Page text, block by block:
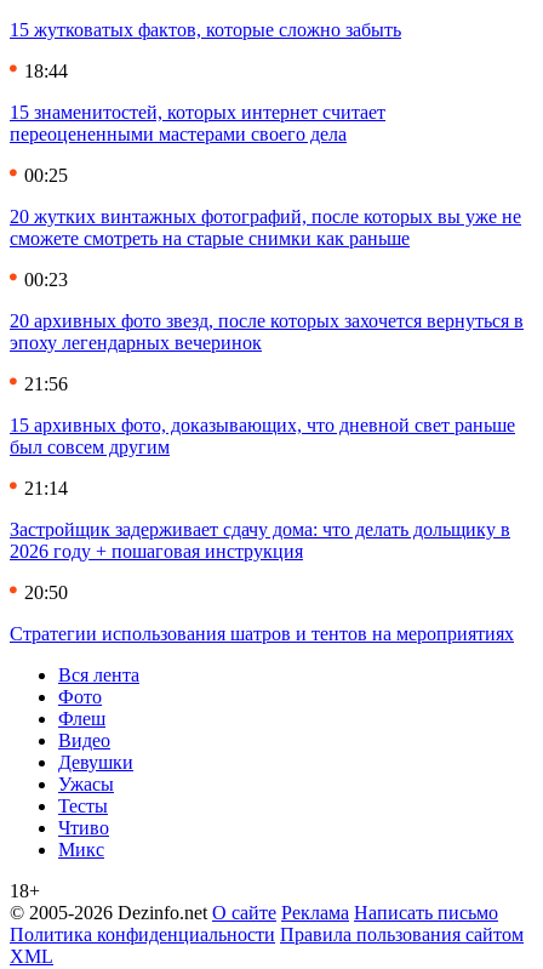
15 жутковатых фактов, которые сложно забыть
18:44
15 знаменитостей, которых интернет считает
переоцененными мастерами своего дела
00:25
20 жутких винтажных фотографий, после которых вы уже не
сможете смотреть на старые снимки как раньше
00:23
20 архивных фото звезд, после которых захочется вернуться в
эпоху легендарных вечеринок
21:56
15 архивных фото, доказывающих, что дневной свет раньше
был совсем другим
21:14
Застройщик задерживает сдачу дома: что делать дольщику в
2026 году + пошаговая инструкция
20:50
Стратегии использования шатров и тентов на мероприятиях
Вся лента
Фото
Флеш
Видео
Девушки
Ужасы
Тесты
Чтиво
Микс
18+
© 2005-2026 Dezinfo.net О сайте Реклама Написать письмо
Политика конфиденциальности Правила пользования сайтом
XML